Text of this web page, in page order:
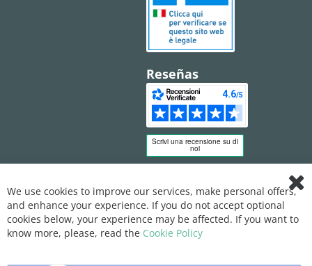
Reseñas
Bar
We use cookies to improve our services, make personal offers,
and enhance your experience. If you do not accept optional
cookies below, your experience may be affected. If you want to
know more, please, read the Cookie Policy